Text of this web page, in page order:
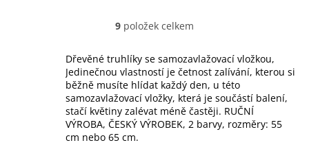
O
l
á
d
a
c
í
9 položek celkem
Dřevěné truhlíky se samozavlažovací vložkou,
Jedinečnou vlastností je četnost zalívání, kterou si
běžně musíte hlídat každý den, u této
samozavlažovací vložky, která je součástí balení,
stačí květiny zalévat méně častěji. RUČNÍ
VÝROBA, ČESKÝ VÝROBEK, 2 barvy, rozměry: 55
cm nebo 65 cm.